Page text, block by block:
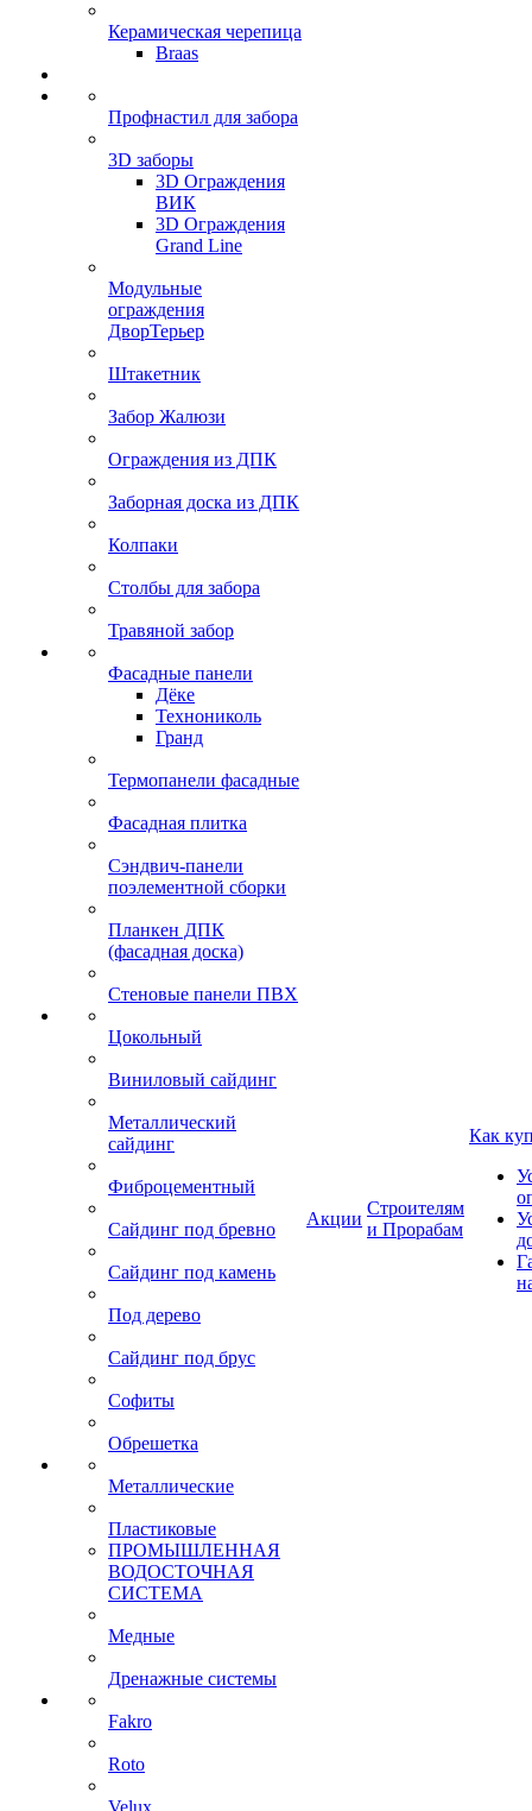
Керамическая черепица
Braas
Профнастил для забора
3D заборы
3D Ограждения
ВИК
3D Ограждения
Grand Line
Модульные
ограждения
ДворТерьер
Штакетник
Забор Жалюзи
Ограждения из ДПК
Заборная доска из ДПК
Колпаки
Столбы для забора
Травяной забор
Фасадные панели
Дёке
Технониколь
Гранд
Термопанели фасадные
Фасадная плитка
Сэндвич-панели
поэлементной сборки
Планкен ДПК
(фасадная доска)
Стеновые панели ПВХ
Цокольный
Виниловый сайдинг
Металлический
сайдинг
Фиброцементный
Сайдинг под бревно
Сайдинг под камень
Под дерево
Сайдинг под брус
Софиты
Обрешетка
Металлические
Пластиковые
ПРОМЫШЛЕННАЯ
ВОДОСТОЧНАЯ
СИСТЕМА
Медные
Дренажные системы
Fakro
Roto
Velux
Акции
Строителям
и Прорабам
Как